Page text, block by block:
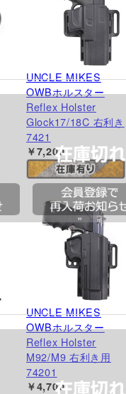
UNCLE MIKES
OWBホルスター
Reflex Holster
Glock17/18C 右利き
7421
￥7,200
UNCLE MIKES
OWBホルスター
Reflex Holster
M92/M9 右利き用
74201
￥4,700